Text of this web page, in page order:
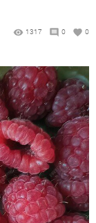
1317 0 0